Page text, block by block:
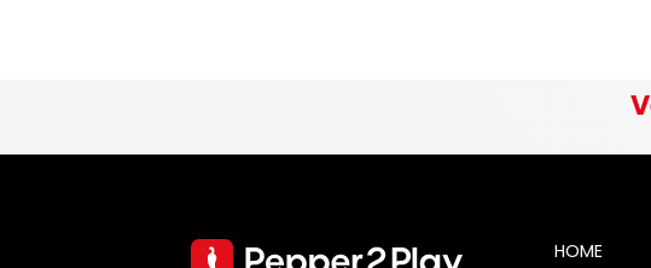
HOME